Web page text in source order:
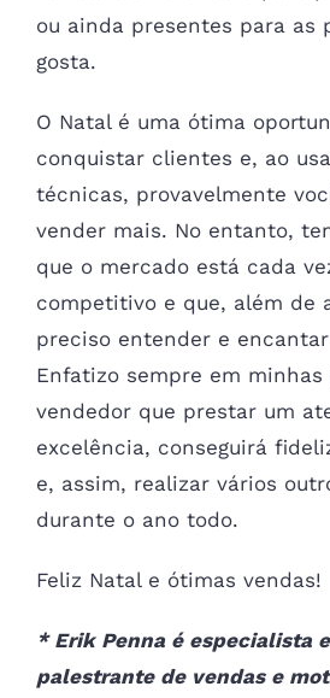
ou ainda presentes para as
gosta.
O Natal é uma ótima
conquistar clientes e, ao
técnicas, provavelmente
vender mais. No entanto,
que o mercado está cada
competitivo e que, além de
preciso entender e
Enfatizo sempre em
vendedor que prestar um
excelência, conseguirá
e, assim, realizar vários
durante o ano todo.
Feliz Natal e ótimas vendas!
* Erik Penna é especialista
palestrante de vendas e